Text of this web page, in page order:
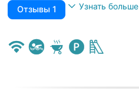
Отзывы 1 Узнать больше